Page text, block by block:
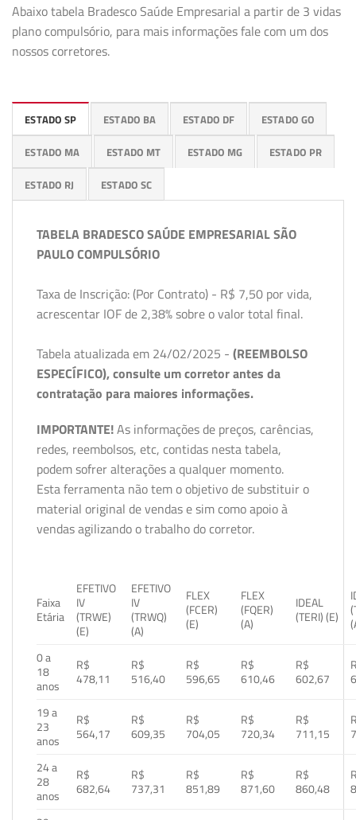
Abaixo tabela Bradesco Saúde Empresarial a partir de 3 vidas
plano compulsório, para mais informações fale com um dos
nossos corretores.
ESTADO SP ESTADO BA ESTADO DF ESTADO GO
ESTADO MA ESTADO MT ESTADO MG ESTADO PR
ESTADO RJ ESTADO SC
TABELA BRADESCO SAÚDE EMPRESARIAL SÃO
PAULO COMPULSÓRIO
Taxa de Inscrição: (Por Contrato) - R$ 7,50 por vida,
acrescentar IOF de 2,38% sobre o valor total final.
Tabela atualizada em 24/02/2025 - (REEMBOLSO
ESPECÍFICO), consulte um corretor antes da
contratação para maiores informações.
IMPORTANTE!As informações de preços, carências,
redes, reembolsos, etc, contidas nesta tabela,
podem sofrer alterações a qualquer momento.
Esta ferramenta não tem o objetivo de substituir o
material original de vendas e sim como apoio à
vendas agilizando o trabalho do corretor.
Faixa
Etária
EFETIVO
IV
(TRWE)
(E)
EFETIVO
IV
(TRWQ)
(A)
FLEX
(FCER)
(E)
FLEX
(FQER)
(A)
IDEAL
(TERI) (E)
0 a
18
anos
R$
478,11
R$
516,40
R$
596,65
R$
610,46
R$
602,67
19 a
23
anos
R$
564,17
R$
609,35
R$
704,05
R$
720,34
R$
711,15
24 a
28
anos
R$
682,64
R$
737,31
R$
851,89
R$
871,60
R$
860,48